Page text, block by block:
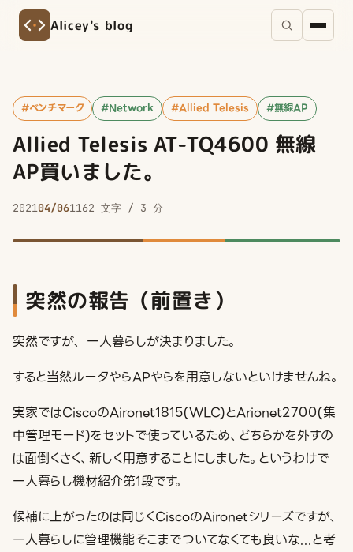
Alicey's blog
#ベンチマーク #Network #Allied Telesis #無線AP
Allied Telesis AT-TQ4600 無線
AP買いました。
202104/061162 文字 / 3 分
突然の報告（前置き）
突然ですが、 一人暮らしが決まりました。
すると当然ルータやらAPやらを用意しないといけませんね。
実家ではCiscoのAironet1815(WLC)とArionet2700(集
中管理モード)をセットで使っているため、どちらかを外すの
は面倒くさく、新しく用意することにしました。というわけで
一人暮らし機材紹介第1段です。
候補に上がったのは同じくCiscoのAironetシリーズですが、
一人暮らしに管理機能そこまでついてなくても良いな...と考